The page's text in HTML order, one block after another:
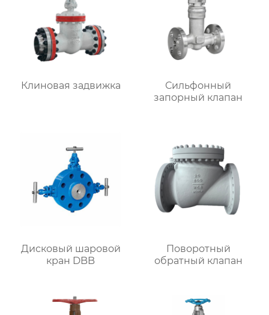
Клиновая задвижка
Сильфонный
запорный клапан
Дисковый шаровой
кран DBB
Поворотный
обратный клапан